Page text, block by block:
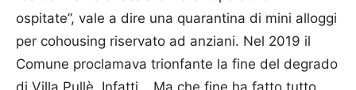
ospitate”, vale a dire una quarantina di mini alloggi
per cohousing riservato ad anziani. Nel 2019 il
Comune proclamava trionfante la fine del degrado
di Villa Pullè. Infatti… Ma che fine ha fatto tutto